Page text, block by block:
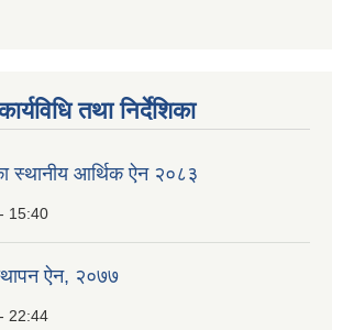
तथा निर्देशिका
स्थानीय आर्थिक ऐन २०८३
15:40
ऐन, २०७७
22:44